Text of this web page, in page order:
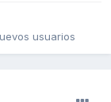
usuarios